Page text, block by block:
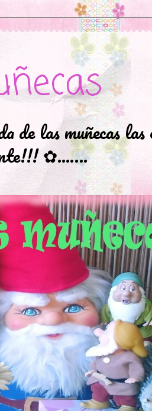
de las muñecas las
✿...….